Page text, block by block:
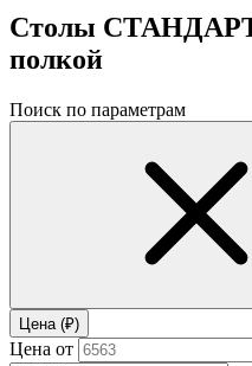
Столы
полкой
Поиск по параметрам
Цена (₽)
Цена от